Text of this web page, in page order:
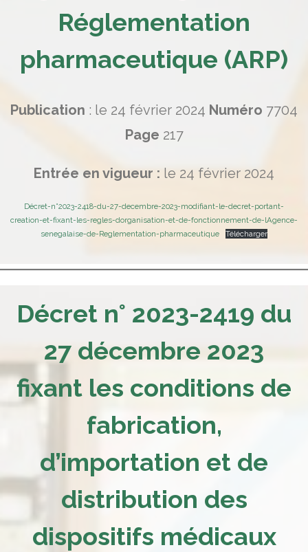
Réglementation
pharmaceutique (ARP)
Publication : le 24 février 2024 Numéro 7704
Page 217
Entrée en vigueur : le 24 février 2024
Décret-n°2023-2418-du-27-decembre-2023-modifiant-le-decret-portant-
creation-et-fixant-les-regles-dorganisation-et-de-fonctionnement-de-lAgence-
senegalaise-de-Reglementation-pharmaceutique
Télécharger
Décret n° 2023-2419 du
27 décembre 2023
fixant les conditions de
fabrication,
d’importation et de
distribution des
dispositifs médicaux